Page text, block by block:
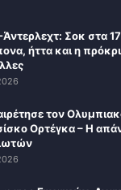
Σοκ στα
ήττα και η
τον
Ορτέγκα – Η